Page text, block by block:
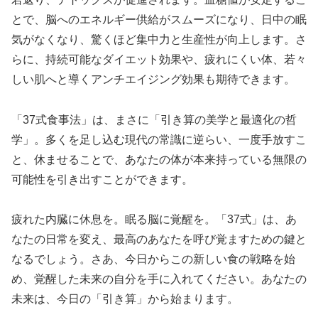
とで、脳へのエネルギー供給がスムーズになり、日中の眠
気がなくなり、驚くほど集中力と生産性が向上します。さ
らに、持続可能なダイエット効果や、疲れにくい体、若々
しい肌へと導くアンチエイジング効果も期待できます。
「37式食事法」は、まさに「引き算の美学と最適化の哲
学」。多くを足し込む現代の常識に逆らい、一度手放すこ
と、休ませることで、あなたの体が本来持っている無限の
可能性を引き出すことができます。
疲れた内臓に休息を。眠る脳に覚醒を。「37式」は、あ
なたの日常を変え、最高のあなたを呼び覚ますための鍵と
なるでしょう。さあ、今日からこの新しい食の戦略を始
め、覚醒した未来の自分を手に入れてください。あなたの
未来は、今日の「引き算」から始まります。